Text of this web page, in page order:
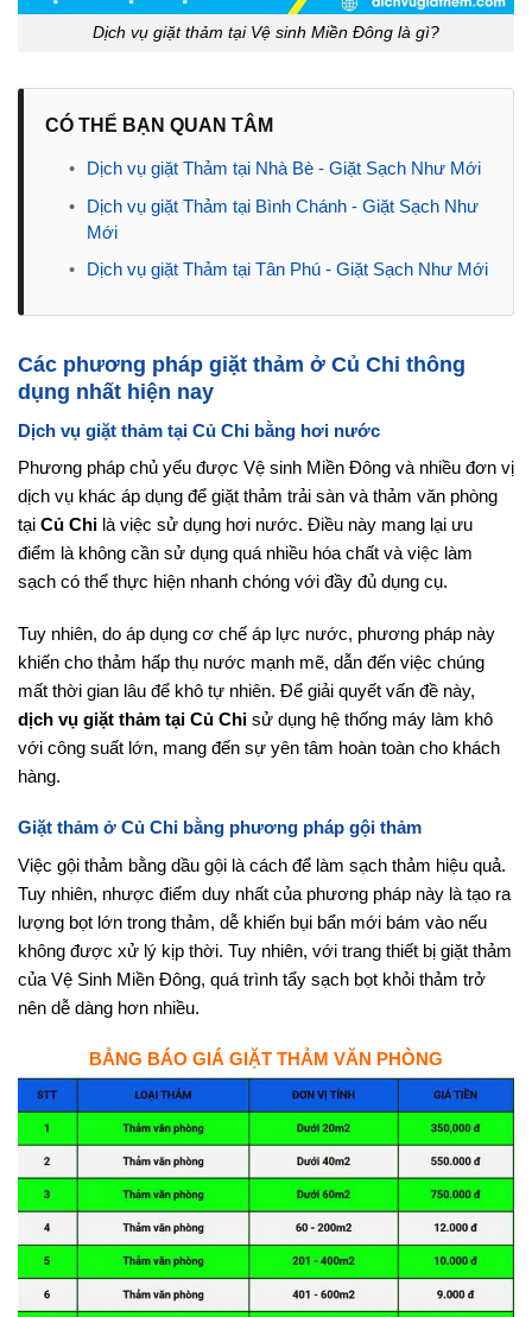
Dịch vụ giặt thảm tại Vệ sinh Miền Đông là gì?
CÓ THỂ BẠN QUAN TÂM
•
Dịch vụ giặt Thảm tại Nhà Bè - Giặt Sạch Như Mới
•
Dịch vụ giặt Thảm tại Bình Chánh - Giặt Sạch Như
Mới
•
Dịch vụ giặt Thảm tại Tân Phú - Giặt Sạch Như Mới
Các phương pháp giặt thảm ở Củ Chi thông
dụng nhất hiện nay
Dịch vụ giặt thảm tại Củ Chi bằng hơi nước
Phương pháp chủ yếu được Vệ sinh Miền Đông và nhiều đơn vị
dịch vụ khác áp dụng để giặt thảm trải sàn và thảm văn phòng
tại Củ Chi là việc sử dụng hơi nước. Điều này mang lại ưu
điểm là không cần sử dụng quá nhiều hóa chất và việc làm
sạch có thể thực hiện nhanh chóng với đầy đủ dụng cụ.
Tuy nhiên, do áp dụng cơ chế áp lực nước, phương pháp này
khiến cho thảm hấp thụ nước mạnh mẽ, dẫn đến việc chúng
mất thời gian lâu để khô tự nhiên. Để giải quyết vấn đề này,
dịch vụ giặt thảm tại Củ Chi sử dụng hệ thống máy làm khô
với công suất lớn, mang đến sự yên tâm hoàn toàn cho khách
hàng.
Giặt thảm ở Củ Chi bằng phương pháp gội thảm
Việc gội thảm bằng dầu gội là cách để làm sạch thảm hiệu quả.
Tuy nhiên, nhược điểm duy nhất của phương pháp này là tạo ra
lượng bọt lớn trong thảm, dễ khiến bụi bẩn mới bám vào nếu
không được xử lý kịp thời. Tuy nhiên, với trang thiết bị giặt thảm
của Vệ Sinh Miền Đông, quá trình tẩy sạch bọt khỏi thảm trở
nên dễ dàng hơn nhiều.
BẢNG BÁO GIÁ GIẶT THẢM VĂN PHÒNG